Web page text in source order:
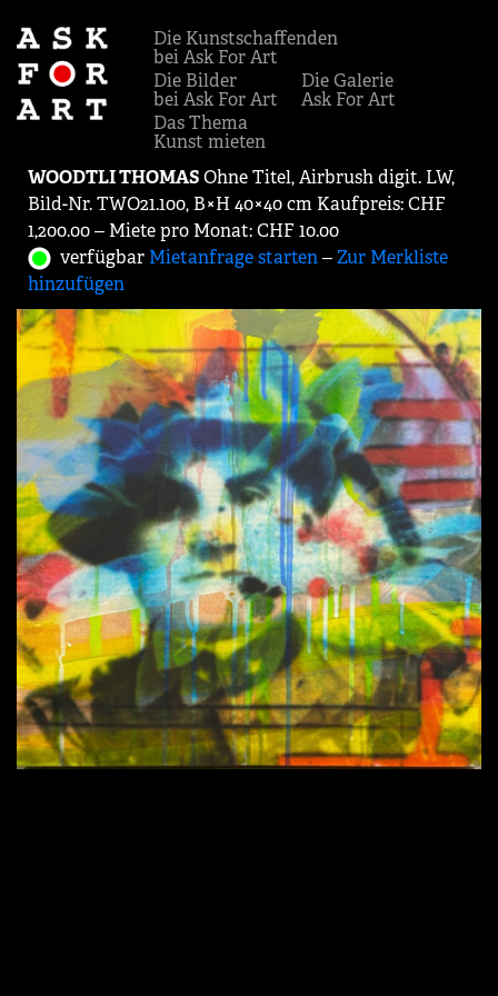
Die Kunstschaffenden
bei Ask For Art
Die Bilder
bei Ask For Art
Die Galerie
Ask For Art
Das Thema
Kunst mieten
WOODTLI THOMASOhne Titel, Airbrush digit. LW,
Bild-Nr. TWO21.100, B×H 40×40 cm Kaufpreis: CHF
1,200.00 ‒ Miete pro Monat: CHF 10.00
verfügbar Mietanfrage starten‒Zur Merkliste
hinzufügen